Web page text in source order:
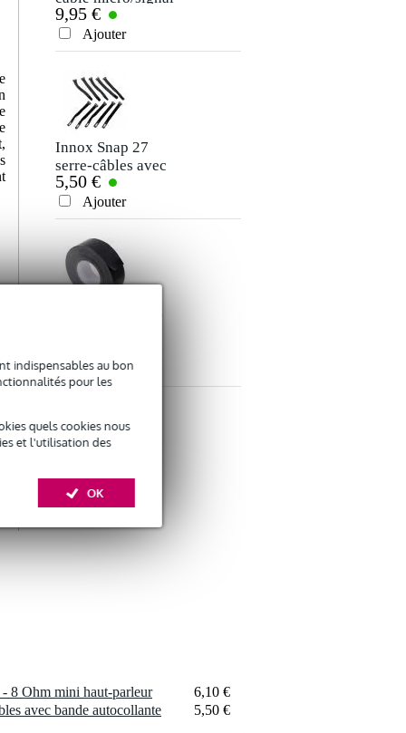
indispensables au bon
pour les
quels cookies nous
et l'utilisation des
OK
Votre avis
Envoyer
XLR 10 m
9,95 €
Ajouter
Innox Snap 27
serre-câbles avec
bande autocollante
5,50 €
Ajouter
Ajouter
Devine SPE25/10
câble d'enceinte 2x
Ajouter
jack-jack TRS 6,35
mm stéréo 10
mètres
9,95 €
Ajouter
8 Ohm mini haut-parleur
6,10 €
avec bande autocollante
5,50 €